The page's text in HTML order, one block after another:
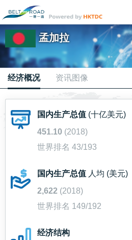
孟加拉
经济概况 资讯图像
国内生产总值 (十亿美元)
451.10 (2018)
世界排名 43/193
国内生产总值 人均 (美元)
2,622 (2018)
世界排名 149/192
经济结构